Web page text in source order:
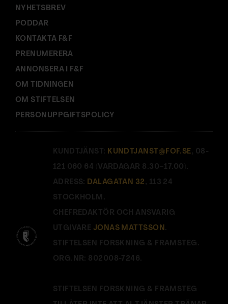
NYHETSBREV
PODDAR
KONTAKTA F&F
PRENUMERERA
ANNONSERA I F&F
OM TIDNINGEN
OM STIFTELSEN
PERSONUPPGIFTSPOLICY
KUNDTJÄNST: KUNDTJANST@FOF.SE , 08-
121 060 64 (VARDAGAR 8.30–17.00).
ADRESS: DALAGATAN 32 , 113 24
STOCKHOLM.
CHEFREDAKTÖR OCH ANSVARIG
UTGIVARE JONAS MATTSSON .
STIFTELSEN FORSKNING & FRAMSTEG.
ORG.NR: 802008-7246.
STIFTELSEN FORSKNING & FRAMSTEG